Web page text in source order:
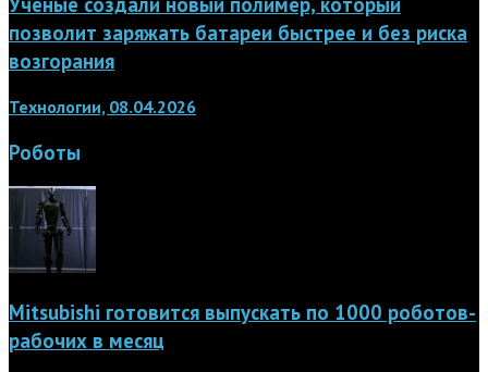
позволит заряжать батареи быстрее и без риска
возгорания
Технологии, 08.04.2026
Роботы
Mitsubishi готовится выпускать по 1000 роботов-
рабочих в месяц